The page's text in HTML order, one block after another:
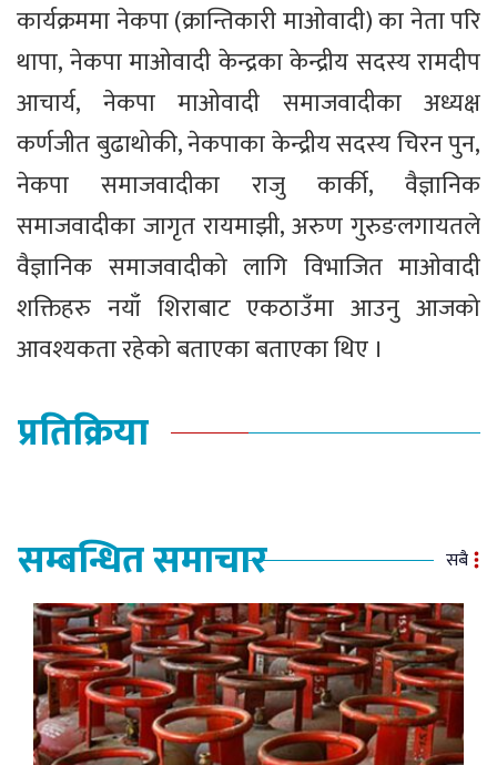
कार्यक्रममा नेकपा (क्रान्तिकारी माओवादी) का नेता परि
थापा, नेकपा माओवादी केन्द्रका केन्द्रीय सदस्य रामदीप
आचार्य, नेकपा माओवादी समाजवादीका अध्यक्ष
कर्णजीत बुढाथोकी, नेकपाका केन्द्रीय सदस्य चिरन पुन,
नेकपा समाजवादीका राजु कार्की, वैज्ञानिक
समाजवादीका जागृत रायमाझी, अरुण गुरुङलगायतले
वैज्ञानिक समाजवादीको लागि विभाजित माओवादी
शक्तिहरु नयाँ शिराबाट एकठाउँमा आउनु आजको
आवश्यकता रहेको बताएका बताएका थिए ।
प्रतिक्रिया
सम्बन्धित समाचार सबै